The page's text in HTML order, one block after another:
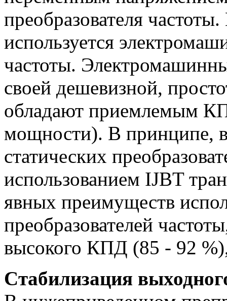
преобразователя
используется
частоты.
своей дешевизной,
обладают приемлемым
мощности). В принципе,
статических
использованием IJBT
явных преимуществ
преобразователей
высокого КПД (85 - 92
Cтабилизация